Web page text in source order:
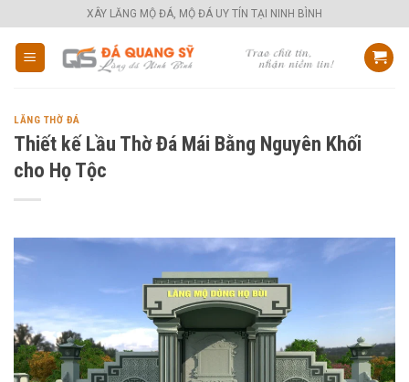
to
content
XÂY LĂNG MỘ ĐÁ, MỘ ĐÁ UY TÍN TẠI NINH BÌNH
LĂNG THỜ ĐÁ
Thiết kế Lầu Thờ Đá Mái Bằng Nguyên Khối
cho Họ Tộc